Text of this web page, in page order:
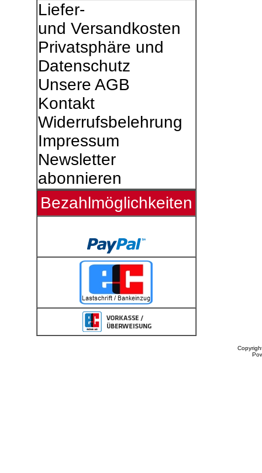
Liefer-
und Versandkosten
Privatsphäre und
Datenschutz
Unsere AGB
Kontakt
Widerrufsbelehrung
Impressum
Newsletter
abonnieren
Bezahlmöglichkeiten